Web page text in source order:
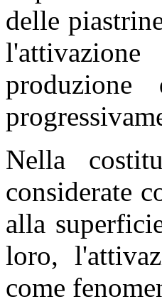
delle
Nella
considerate
alla
loro,
come